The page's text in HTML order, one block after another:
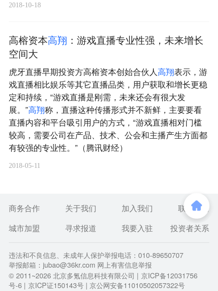
2018-10-18
高榕资本高翔 ：游戏直播专业性强，未来增长
空间大
虎牙直播早期投资方高榕资本创始合伙人高翔表示，游
戏直播相比娱乐等其它直播品类，用户获取和增长更稳
定和持续，“游戏直播是刚需，未来还会有很大发
展。”高翔称，直播这种传播形式并不新鲜，主要要看
直播内容和平台吸引用户的方式，“游戏直播相对门槛
较高，需要公司在产品、技术、公会和主播产生方面都
有较强的专业性。”（腾讯财经）
2018-05-11
商务合作 关于我们 加入我们
联系我们
城市加盟
寻求报道 我要入驻 投资者关系
违法和不良信息、未成年人保护举报电话：010-89650707
举报邮箱：jubao@36kr.com 网上有害信息举报
© 2011~2026北京多氪信息科技有限公司 | 京ICP备12031756
号-6 | 京ICP证150143号 | 京公网安备11010502057322号